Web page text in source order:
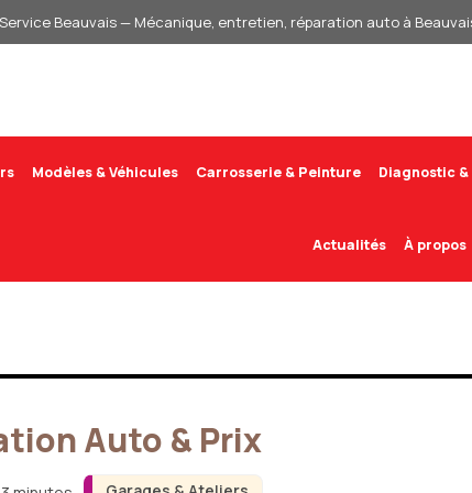
Beauvais — Mécanique, entretien, réparation auto à
Modèles & Véhicules Carrosserie & Peinture Diagnostic &
Actualités À propos
Auto & Prix